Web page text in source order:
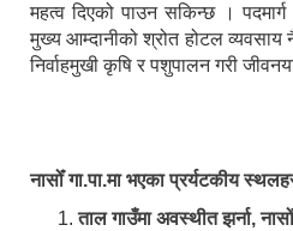
महत्व दिएको पाउन सकिन्छ । पदमार्ग
मुख्य आम्दानीको श्रोत होटल व्यवसाय
निर्वाहमुखी कृषि र पशुपालन गरी
नासोँ गा.पा.मा भएका प्रर्यटकीय
ताल गाउँमा अवस्थीत झर्ना,